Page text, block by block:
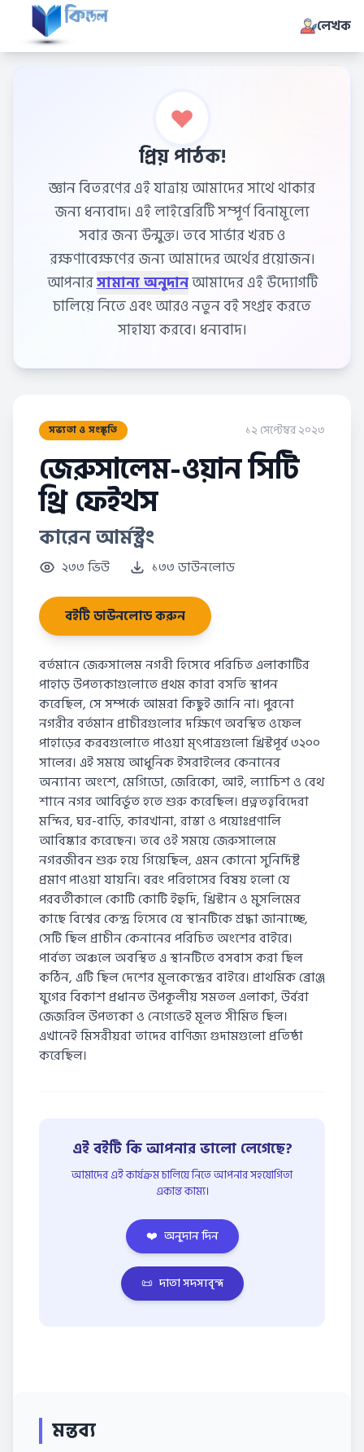
লেখক
প্রিয় পাঠক!
জ্ঞান বিতরণের এই যাত্রায় আমাদের সাথে থাকার
জন্য ধন্যবাদ। এই লাইব্রেরিটি সম্পূর্ণ বিনামূল্যে
সবার জন্য উন্মুক্ত। তবে সার্ভার খরচ ও
রক্ষণাবেক্ষণের জন্য আমাদের অর্থের প্রয়োজন।
আপনার
সামান্য অনুদানআমাদের এই উদ্যোগটি
চালিয়ে নিতে এবং আরও নতুন বই সংগ্রহ করতে
সাহায্য করবে। ধন্যবাদ।
সভ্যতা ও সংস্কৃতি ১২ সেপ্টেম্বর ২০২৩
জেরুসালেম-ওয়ান সিটি
থ্রি ফেইথস
কারেন আর্মস্ট্রং
২৩৩ ভিউ ১৩৩ ডাউনলোড
বইটি ডাউনলোড করুন
বর্তমানে জেরুসালেম নগরী হিসেবে পরিচিত এলাকাটির
পাহাড় উপত্যকাগুলোতে প্রথম কারা বসতি স্থাপন
করেছিল, সে সম্পর্কে আমরা কিছুই জানি না। পুরনো
নগরীর বর্তমান প্রাচীরগুলোর দক্ষিণে অবস্থিত ওফেল
পাহাড়ের করবগুলোতে পাওয়া মৃৎপাত্রগুলো খ্রিস্টপূর্ব ৩২০০
সালের। এই সময়ে আধুনিক ইসরাইলের কেনানের
অন্যান্য অংশে, মেগিডো, জেরিকো, আই, ল্যাচিশ ও বেথ
শানে নগর আবির্ভূত হতে শুরু করেছিল। প্রত্নতত্ত্ববিদেরা
মন্দির, ঘর-বাড়ি, কারখানা, রাস্তা ও পয়োঃপ্রণালি
আবিষ্কার করেছেন। তবে ওই সময়ে জেরুসালেমে
নগরজীবন শুরু হয়ে গিয়েছিল, এমন কোনো সুনির্দিষ্ট
প্রমাণ পাওয়া যায়নি। বরং পরিহাসের বিষয় হলো যে
পরবর্তীকালে কোটি কোটি ইহুদি, খ্রিস্টান ও মুসলিমের
কাছে বিশ্বের কেন্দ্র হিসেবে যে স্থানটিকে শ্রদ্ধা জানাচ্ছে,
সেটি ছিল প্রাচীন কেনানের পরিচিত অংশের বাইরে।
পার্বত্য অঞ্চলে অবস্থিত এ স্থানটিতে বসবাস করা ছিল
কঠিন, এটি ছিল দেশের মূলকেন্দ্রের বাইরে। প্রাথমিক ব্রোঞ্জ
যুগের বিকাশ প্রধানত উপকূলীয় সমতল এলাকা, উর্বরা
জেজরিল উপত্যকা ও নেগেভেই মূলত সীমিত ছিল।
এখানেই মিসরীয়রা তাদের বাণিজ্য গুদামগুলো প্রতিষ্ঠা
করেছিল।
এই বইটি কি আপনার ভালো লেগেছে?
আমাদের এই কার্যক্রম চালিয়ে নিতে আপনার সহযোগিতা
একান্ত কাম্য।
❤️ অনুদান দিন
📜 দাতা সদস্যবৃন্দ
মন্তব্য